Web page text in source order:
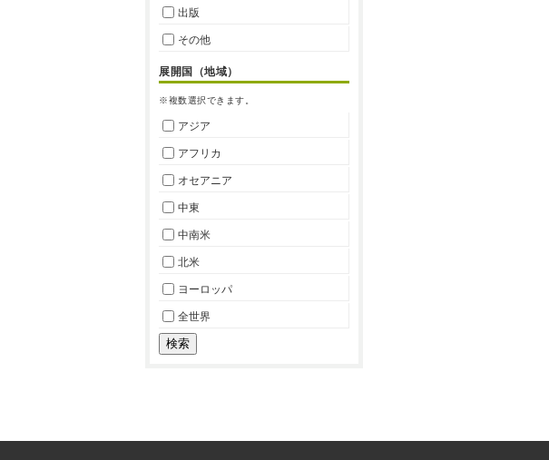
出版
その他
展開国（地域）
※複数選択できます。
アジア
アフリカ
オセアニア
中東
中南米
北米
ヨーロッパ
全世界